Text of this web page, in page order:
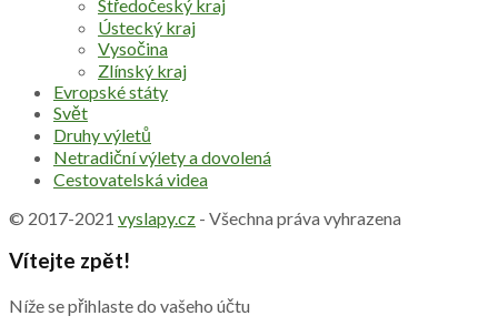
Středočeský kraj
Ústecký kraj
Vysočina
Zlínský kraj
Evropské státy
Svět
Druhy výletů
Netradiční výlety a dovolená
Cestovatelská videa
© 2017-2021 vyslapy.cz - Všechna práva vyhrazena
Vítejte zpět!
Níže se přihlaste do vašeho účtu